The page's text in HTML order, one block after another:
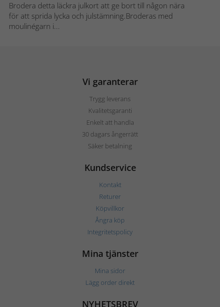
Brodera detta läckra julkort att ge bort till någon nära
för att sprida lycka och julstämning.Broderas med
moulinégarn i...
Vi garanterar
Trygg leverans
Kvalitetsgaranti
Enkelt att handla
30 dagars ångerrätt
Säker betalning
Kundservice
Kontakt
Returer
Köpvillkor
Ångra köp
Integritetspolicy
Mina tjänster
Mina sidor
Lägg order direkt
NYHETSBREV